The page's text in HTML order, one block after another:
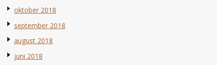
oktober 2018
september 2018
august 2018
juni 2018